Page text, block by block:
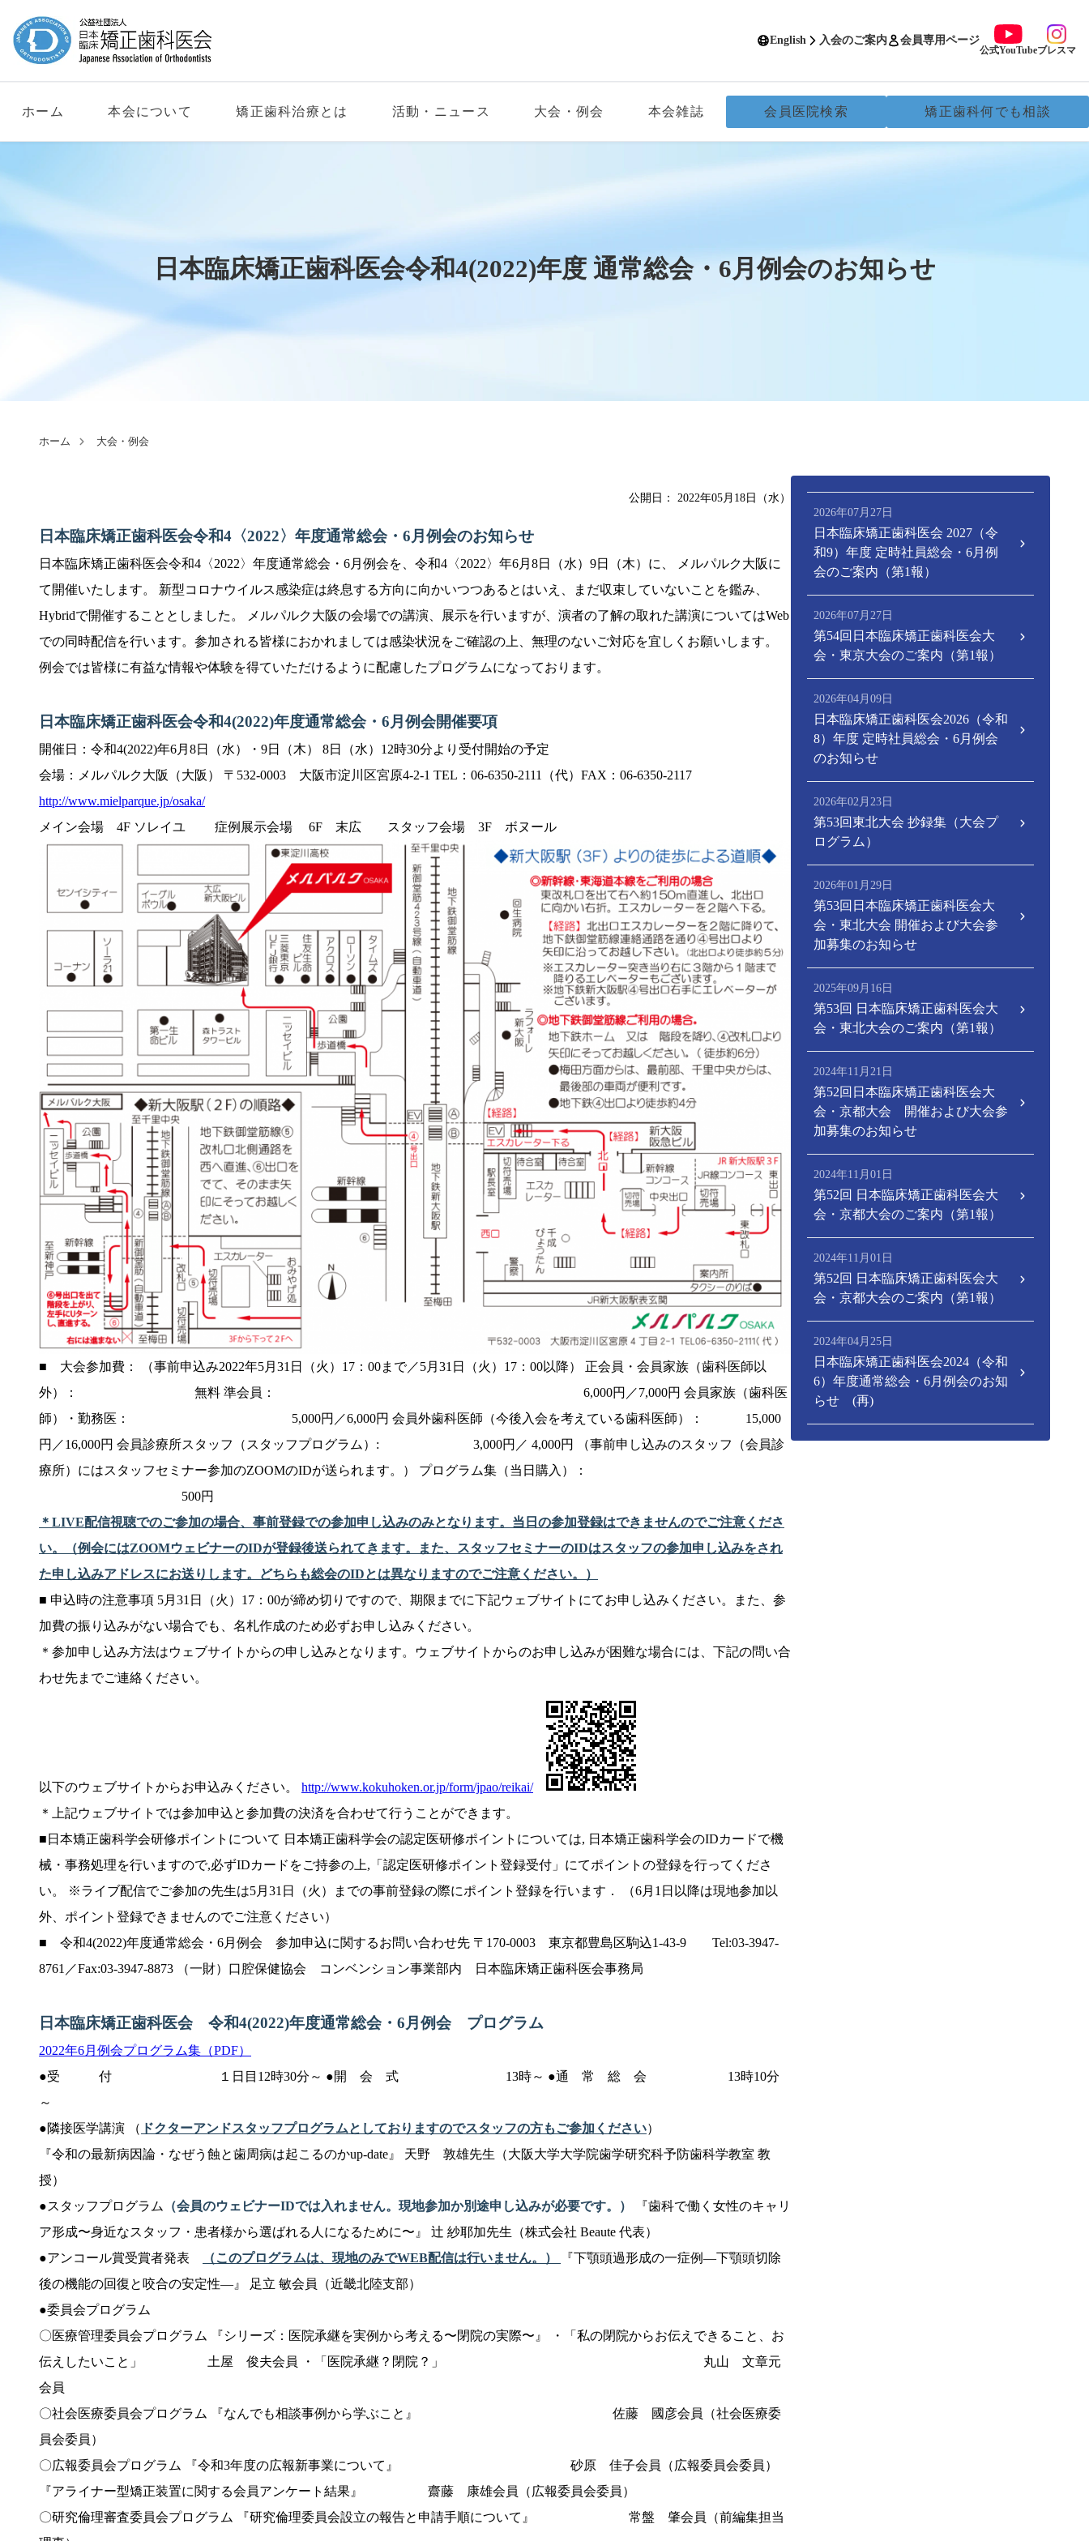
English 入会のご案内 会員専用ページ
公式YouTubeブレスマ
ホーム 本会について 矯正歯科治療とは 活動・ニュース 大会・例会 本会雑誌 会員医院検索 矯正歯科何でも相談
日本臨床矯正歯科医会令和4(2022)年度 通常総会・6月例会のお知らせ
ホーム 大会・例会
公開日： 2022年05月18日（水）
日本臨床矯正歯科医会令和4〈2022〉年度通常総会・6月例会のお知らせ
日本臨床矯正歯科医会令和4〈2022〉年度通常総会・6月例会を、令和4〈2022〉年6月8日（水）9日（木）に、 メルパルク大阪に
て開催いたします。 新型コロナウイルス感染症は終息する方向に向かいつつあるとはいえ、まだ収束していないことを鑑み、
Hybridで開催することとしました。 メルパルク大阪の会場での講演、展示を行いますが、演者の了解の取れた講演についてはWeb
での同時配信を行います。参加される皆様におかれましては感染状況をご確認の上、無理のないご対応を宜しくお願いします。
例会では皆様に有益な情報や体験を得ていただけるように配慮したプログラムになっております。
日本臨床矯正歯科医会令和4(2022)年度通常総会・ 6月例会開催要項
開催日：令和4(2022)年6月8日（水）・9日（木） 8日（水）12時30分より受付開始の予定
会場：メルパルク大阪（大阪） 〒532-0003 大阪市淀川区宮原4-2-1 TEL：06-6350-2111（代）FAX：06-6350-2117
http://www.mielparque.jp/osaka/
メイン会場 4F ソレイユ 症例展示会場 6F 末広 スタッフ会場 3F ボヌール
■ 大会参加費： （事前申込み2022年5月31日（火）17：00まで／5月31日（火）17：00以降） 正会員・会員家族（歯科医師以
外）： 無料 準会員： 6,000円／7,000円 会員家族（歯科医
師）・勤務医： 5,000円／6,000円 会員外歯科医師（今後入会を考えている歯科医師）： 15,000
円／16,000円 会員診療所スタッフ（スタッフプログラム）: 3,000円／ 4,000円 （事前申し込みのスタッフ（会員診
療所）にはスタッフセミナー参加のZOOMのIDが送られます。） プログラム集（当日購入）：
500円
＊ LIVE配信視聴でのご参加の場合、事前登録での参加申し込みのみとなります。当日の参加登録はできませんのでご注意くださ
い。（例会にはZOOMウェビナーのIDが登録後送られてきます。また、スタッフセミナーのIDはスタッフの参加申し込みをされ
た申し込みアドレスにお送りします。どちらも総会のIDとは異なりますのでご注意ください。）
■ 申込時の注意事項 5月31日（火）17：00が締め切りですので、期限までに下記ウェブサイトにてお申し込みください。また、参
加費の振り込みがない場合でも、名札作成のため必ずお申し込みください。
＊参加申し込み方法はウェブサイトからの申し込みとなります。ウェブサイトからのお申し込みが困難な場合には、下記の問い合
わせ先までご連絡ください。
以下のウェブサイトからお申込みください。 http://www.kokuhoken.or.jp/form/jpao/reikai/
＊上記ウェブサイトでは参加申込と参加費の決済を合わせて行うことができます。
■日本矯正歯科学会研修ポイントについて 日本矯正歯科学会の認定医研修ポイントについては, 日本矯正歯科学会のIDカードで機
械・事務処理を行いますので,必ずIDカードをご持参の上,「認定医研修ポイント登録受付」にてポイントの登録を行ってくださ
い。 ※ライブ配信でご参加の先生は5月31日（火）までの事前登録の際にポイント登録を行います． （6月1日以降は現地参加以
外、ポイント登録できませんのでご注意ください）
■ 令和4(2022)年度通常総会・6月例会 参加申込に関するお問い合わせ先 〒170-0003 東京都豊島区駒込1-43-9 Tel:03-3947-
8761／Fax:03-3947-8873 （一財）口腔保健協会 コンベンション事業部内 日本臨床矯正歯科医会事務局
日本臨床矯正歯科医会 令和4(2022)年度通常総会・6月例会 プログラム
2022年6月例会プログラム集（PDF）
●受 付 １日目12時30分～ ●開 会 式 13時～ ●通 常 総 会 13時10分
～
●隣接医学講演 （ ドクターアンドスタッフプログラムとしておりますのでスタッフの方もご参加ください）
『令和の最新病因論・なぜう蝕と歯周病は起こるのかup-date』 天野 敦雄先生（大阪大学大学院歯学研究科予防歯科学教室 教
授）
●スタッフプログラム
（会員のウェビナーIDでは入れません。現地参加か別途申し込みが必要です。）
『歯科で働く女性のキャリ
ア形成〜身近なスタッフ・患者様から選ばれる人になるために〜』 辻 紗耶加先生（株式会社 Beaute 代表）
●アンコール賞受賞者発表
（このプログラムは、現地のみでWEB配信は行いません。）
『下顎頭過形成の一症例―下顎頭切除
後の機能の回復と咬合の安定性―』 足立 敏会員（近畿北陸支部）
●委員会プログラム
〇医療管理委員会プログラム 『シリーズ：医院承継を実例から考える〜閉院の実際〜』 ・「私の閉院からお伝えできること、お
伝えしたいこと」 土屋 俊夫会員 ・「医院承継？閉院？」 丸山 文章元
会員
〇社会医療委員会プログラム 『なんでも相談事例から学ぶこと』 佐藤 國彦会員（社会医療委
員会委員）
〇広報委員会プログラム 『令和3年度の広報新事業について』 砂原 佳子会員（広報委員会委員）
『アライナー型矯正装置に関する会員アンケート結果』 齋藤 康雄会員（広報委員会委員）
〇研究倫理審査委員会プログラム 『研究倫理委員会設立の報告と申請手順について』 常盤 肇会員（前編集担当
2026年07月27日
日本臨床矯正歯科医会 2027（令
和9）年度 定時社員総会・6月例
会のご案内（第1報）
2026年07月27日
第54回日本臨床矯正歯科医会大
会・東京大会のご案内（第1報）
2026年04月09日
日本臨床矯正歯科医会2026（令和
8）年度 定時社員総会・6月例会
のお知らせ
2026年02月23日
第53回東北大会 抄録集（大会プ
ログラム）
2026年01月29日
第53回日本臨床矯正歯科医会大
会・東北大会 開催および大会参
加募集のお知らせ
2025年09月16日
第53回 日本臨床矯正歯科医会大
会・東北大会のご案内（第1報）
2024年11月21日
第52回日本臨床矯正歯科医会大
会・京都大会 開催および大会参
加募集のお知らせ
2024年11月01日
第52回 日本臨床矯正歯科医会大
会・京都大会のご案内（第1報）
2024年11月01日
第52回 日本臨床矯正歯科医会大
会・京都大会のご案内（第1報）
2024年04月25日
日本臨床矯正歯科医会2024（令和
6）年度通常総会・6月例会のお知
らせ (再)